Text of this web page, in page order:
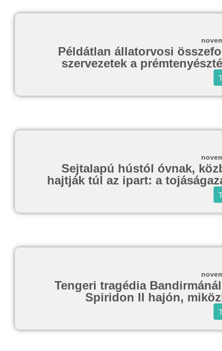
Példátlan állatorvosi
szervezetek a
Sejtalapú hústól óvnak,
hajtják túl az ipart: a
Tengeri tragédia
Spiridon II hajón,